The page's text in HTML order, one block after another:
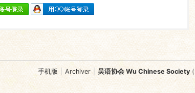
手机版 Archiver 吴语协会 Wu Chinese Society (